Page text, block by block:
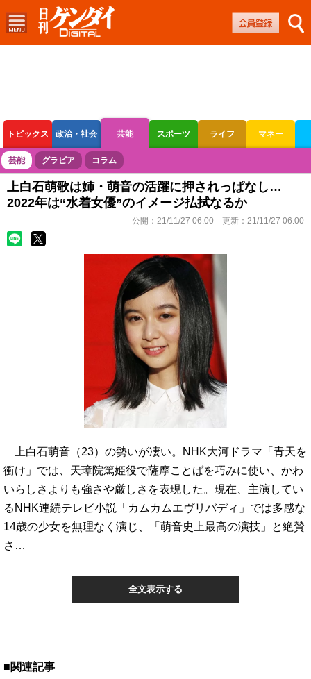
トピックス 政治・社会 芸能 スポーツ ライフ マネー
ボートレース 競輪 オートレース
芸能 グラビア コラム
上白石萌歌は姉・萌音の活躍に押されっぱなし…
2022年は“水着女優”のイメージ払拭なるか
公開： 21/11/27 06:00 更新： 21/11/27 06:00
上白石萌音（23）の勢いが凄い。NHK大河ドラマ「青天を
衝け」では、天璋院篤姫役で薩摩ことばを巧みに使い、かわ
いらしさよりも強さや厳しさを表現した。現在、主演してい
るNHK連続テレビ小説「カムカムエヴリバディ」では多感な
14歳の少女を無理なく演じ、「萌音史上最高の演技」と絶賛
さ…
全文表示する
■関連記事